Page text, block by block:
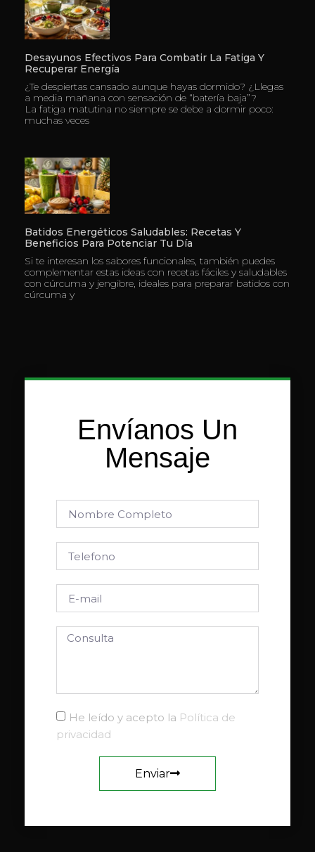
Desayunos Efectivos Para Combatir La Fatiga Y
Recuperar Energía
¿Te despiertas cansado aunque hayas dormido? ¿Llegas
a media mañana con sensación de “batería baja”?
La fatiga matutina no siempre se debe a dormir poco:
muchas veces
Batidos Energéticos Saludables: Recetas Y
Beneficios Para Potenciar Tu Día
Si te interesan los sabores funcionales, también puedes
complementar estas ideas con recetas fáciles y saludables
con cúrcuma y jengibre, ideales para preparar batidos con
cúrcuma y
Envíanos Un
Mensaje
He leído y acepto la Política de
privacidad
Enviar